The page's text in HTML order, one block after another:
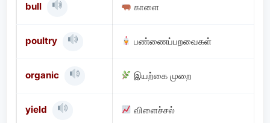
bull காளை
poultry பண்ணைப்பறவைகள்
organic இயற்கை முறை
yield விளைச்சல்